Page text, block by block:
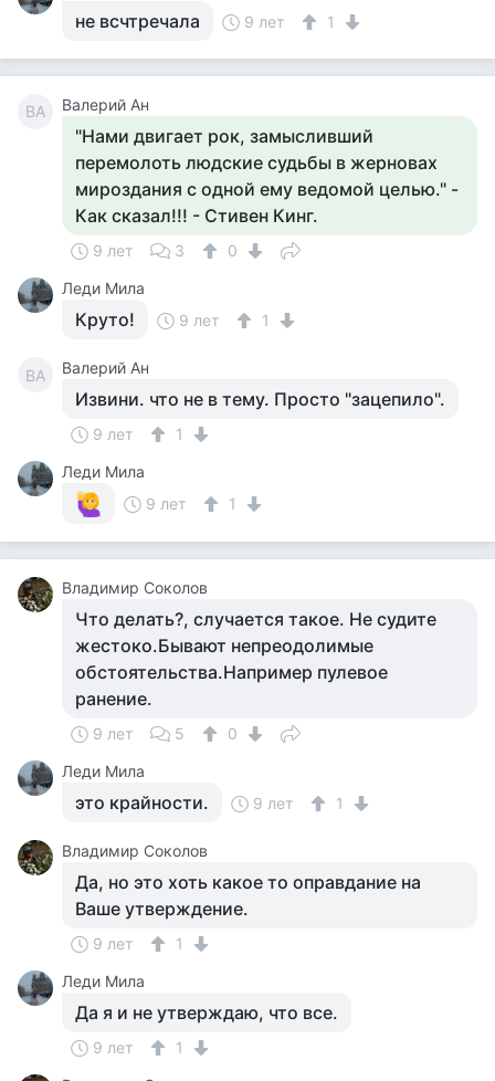
не всчтречала 9 лет 1
ВА Валерий Ан
"Нами двигает рок, замысливший
перемолоть людские судьбы в жерновах
мироздания с одной ему ведомой целью." -
Как сказал!!! - Стивен Кинг.
9 лет 3
0
Леди Мила
Круто! 9 лет 1
ВА Валерий Ан
Извини. что не в тему. Просто "зацепило".
9 лет
1
Леди Мила
9 лет
1
Владимир Соколов
Что делать?, случается такое. Не судите
жестоко.Бывают непреодолимые
обстоятельства.Например пулевое
ранение.
9 лет 5
0
Леди Мила
это крайности. 9 лет 1
Владимир Соколов
Да, но это хоть какое то оправдание на
Ваше утверждение.
9 лет
1
Леди Мила
Да я и не утверждаю, что все.
9 лет
1